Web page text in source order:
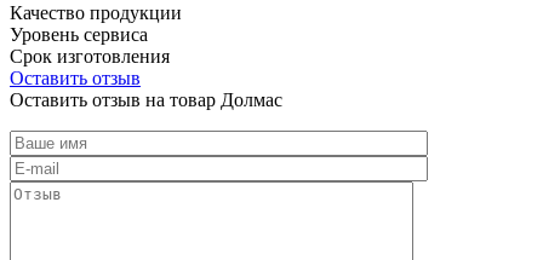
Качество продукции
Уровень сервиса
Срок изготовления
Оставить отзыв
Оставить отзыв на товар Долмас